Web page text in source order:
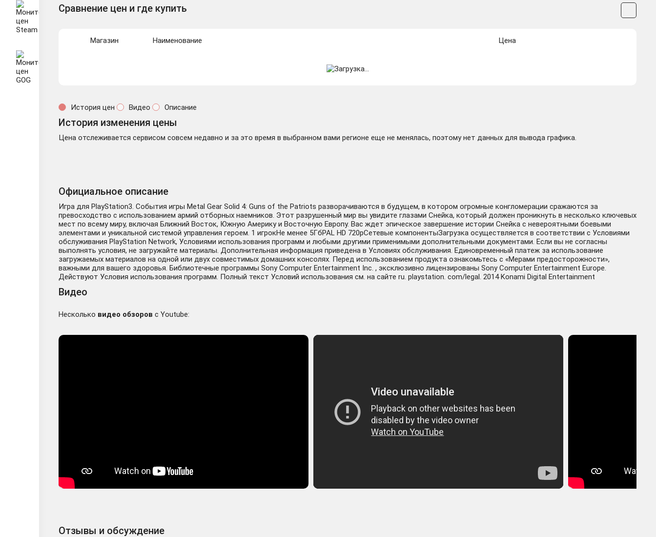
Сравнение цен и где купить
Магазин Наименование Цена
История цен Видео Описание
История изменения цены
Цена отслеживается сервисом совсем недавно и за это время в выбранном вами регионе еще не менялась, поэтому нет данных для вывода графика.
Официальное описание
Игра для PlayStation3. События игры Metal Gear Solid 4: Guns of the Patriots разворачиваются в будущем, в котором огромные конгломерации сражаются за
превосходство с использованием армий отборных наемников. Этот разрушенный мир вы увидите глазами Снейка, который должен проникнуть в несколько ключевых
мест по всему миру, включая Ближний Восток, Южную Америку и Восточную Европу. Вас ждет эпическое завершение истории Снейка с невероятными боевыми
элементами и уникальной системой управления героем. 1 игрокНе менее 5ГбPAL HD 720pСетевые компонентыЗагрузка осуществляется в соответствии с Условиями
обслуживания PlayStation Network, Условиями использования программ и любыми другими применимыми дополнительными документами. Если вы не согласны
выполнять условия, не загружайте материалы. Дополнительная информация приведена в Условиях обслуживания. Единовременный платеж за использование
загружаемых материалов на одной или двух совместимых домашних консолях. Перед использованием продукта ознакомьтесь с «Мерами предосторожности»,
важными для вашего здоровья. Библиотечные программы Sony Computer Entertainment Inc. , эксклюзивно лицензированы Sony Computer Entertainment Europe.
Действуют Условия использования программ. Полный текст Условий использования см. на сайте ru. playstation. com/legal. 2014 Konami Digital Entertainment
Видео
Несколько видео обзоров с Youtube:
Отзывы и обсуждение